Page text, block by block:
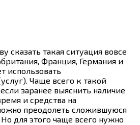
сказать такая ситуация вовсе
Франция, Германия и
использовать
Чаще всего к такой
заранее выяснить наличие
и средства на
преодолеть сложившуюся
для этого чаще всего нужно